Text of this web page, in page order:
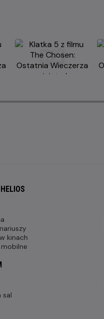
kinach
sal